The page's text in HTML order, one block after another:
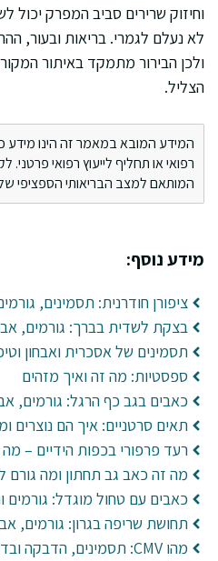
וחיזוק שרירים סביב המפרק
לא נעלם לגמרי. בריאות ובעור,
ולכן הבירור מתמקד באיתור
הצליל.
המידע המובא במאמר זה הינו מידע
רפואי או תחליף לייעוץ רפואי פרטני.
המותאם למצב הבריאותי הספציפי
מידע נוסף:
ציפורן חודרנית: תסמינים,
בצקת לשדית בברך: גורמים,
תסמינים של אסכרית ואבחון
ספסטיות: מה זה ואיך מזהים
כאבים בגב כף הרגל: גורמים,
תאים סרטניים: איך הם נוצרים
רעד פרפורי בכפות הידיים –
מה זה כאב גב תחתון ומה גורם
כאבים עם טחול מוגדל: גורמים
תחושת שריפה בגרון: גורמים,
מהו CMV: תסמינים, הדבקה ובדיקות